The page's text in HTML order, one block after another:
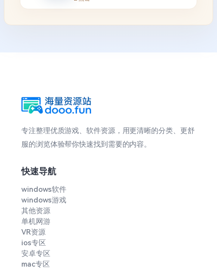
专注整理优质游戏、软件资源，用更清晰的分类、更舒
服的浏览体验帮你快速找到需要的内容。
快速导航
windows软件
windows游戏
其他资源
单机网游
VR资源
ios专区
安卓专区
mac专区